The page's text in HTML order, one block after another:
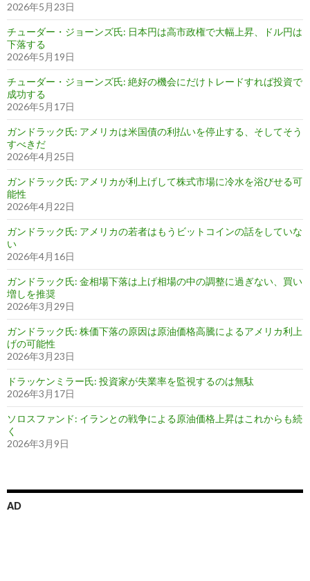
2026年5月23日
チューダー・ジョーンズ氏: 日本円は高市政権で大幅上昇、ドル円は
下落する
2026年5月19日
チューダー・ジョーンズ氏: 絶好の機会にだけトレードすれば投資で
成功する
2026年5月17日
ガンドラック氏: アメリカは米国債の利払いを停止する、そしてそう
すべきだ
2026年4月25日
ガンドラック氏: アメリカが利上げして株式市場に冷水を浴びせる可
能性
2026年4月22日
ガンドラック氏: アメリカの若者はもうビットコインの話をしていな
い
2026年4月16日
ガンドラック氏: 金相場下落は上げ相場の中の調整に過ぎない、買い
増しを推奨
2026年3月29日
ガンドラック氏: 株価下落の原因は原油価格高騰によるアメリカ利上
げの可能性
2026年3月23日
ドラッケンミラー氏: 投資家が失業率を監視するのは無駄
2026年3月17日
ソロスファンド: イランとの戦争による原油価格上昇はこれからも続
く
2026年3月9日
AD